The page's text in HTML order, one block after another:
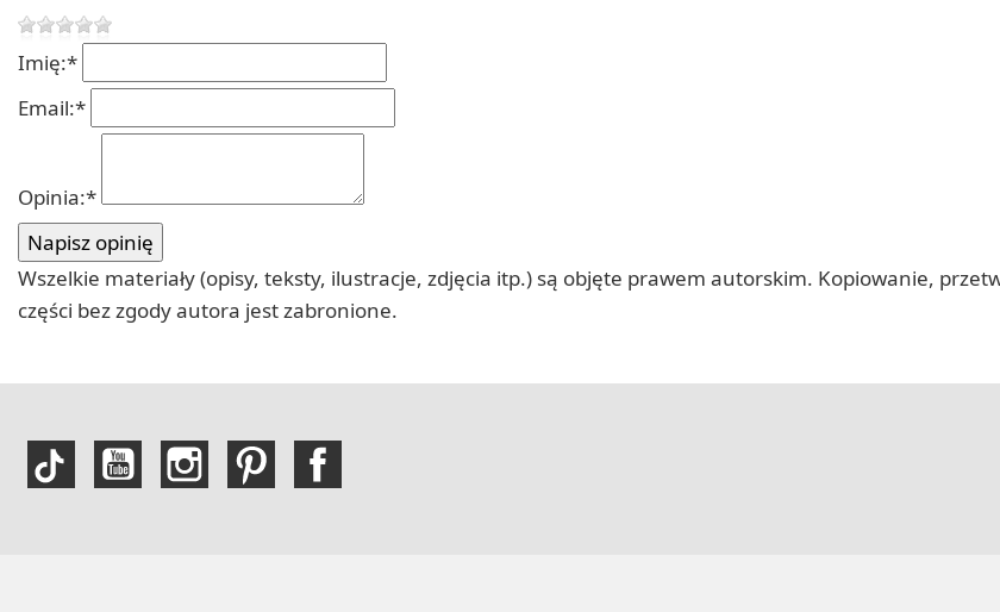
Imię:*
Email:*
Opinia:*
Wszelkie materiały (opisy, teksty, ilustracje, zdjęcia itp.) są objęte prawem autorskim. Kopiowanie,
części bez zgody autora jest zabronione.